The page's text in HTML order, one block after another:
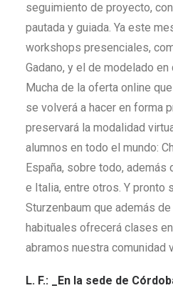
seguimiento de proyecto,
pautada y guiada. Ya este
workshops presenciales,
Gadano, y el de modelado en
Mucha de la oferta online
se volverá a hacer en forma
preservará la modalidad
alumnos en todo el mundo:
España, sobre todo, además
e Italia, entre otros. Y pronto
Sturzenbaum que además
habituales ofrecerá clases
abramos nuestra comunidad
L. F.: _En la sede de